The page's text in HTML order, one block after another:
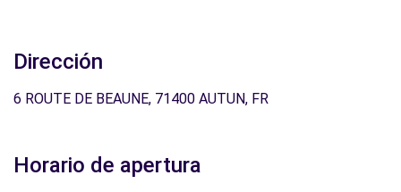
Dirección
6 ROUTE DE BEAUNE, 71400 AUTUN, FR
Horario de apertura